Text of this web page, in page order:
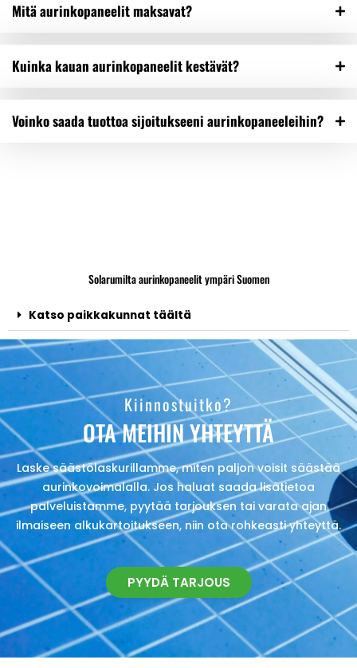
Mitä aurinkopaneelit maksavat?
Kuinka kauan aurinkopaneelit kestävät?
Voinko saada tuottoa sijoitukseeni aurinkopaneeleihin?
Solarumilta aurinkopaneelit ympäri Suomen
Katso paikkakunnat täältä
Kiinnostuitko?
OTA MEIHIN YHTEYTTÄ
Laske säästölaskurillamme, miten paljon voisit säästää
aurinkovoimalalla. Jos haluat saada lisätietoa
palveluistamme, pyytää tarjouksen tai varata ajan
ilmaiseen alkukartoitukseen, niin ota rohkeasti yhteyttä.
PYYDÄ TARJOUS